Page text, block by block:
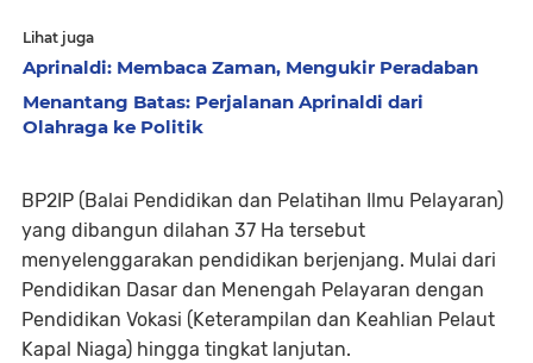
Lihat juga
Aprinaldi: Membaca Zaman, Mengukir Peradaban
Menantang Batas: Perjalanan Aprinaldi dari
Olahraga ke Politik
BP2IP (Balai Pendidikan dan Pelatihan Ilmu Pelayaran)
yang dibangun dilahan 37 Ha tersebut
menyelenggarakan pendidikan berjenjang. Mulai dari
Pendidikan Dasar dan Menengah Pelayaran dengan
Pendidikan Vokasi (Keterampilan dan Keahlian Pelaut
Kapal Niaga) hingga tingkat lanjutan.